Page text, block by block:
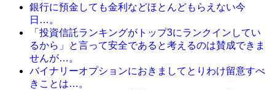
銀行に預金しても金利などほとんどもらえない今
日…。
「投資信託ランキングがトップ3にランクインしてい
るから」と言って安全であると考えるのは賛成できま
せんが…。
バイナリーオプションにおきましてとりわけ留意すべ
きことは…。